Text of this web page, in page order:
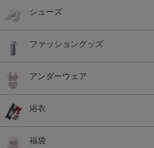
シューズ
ファッショングッズ
アンダーウェア
浴衣
福袋